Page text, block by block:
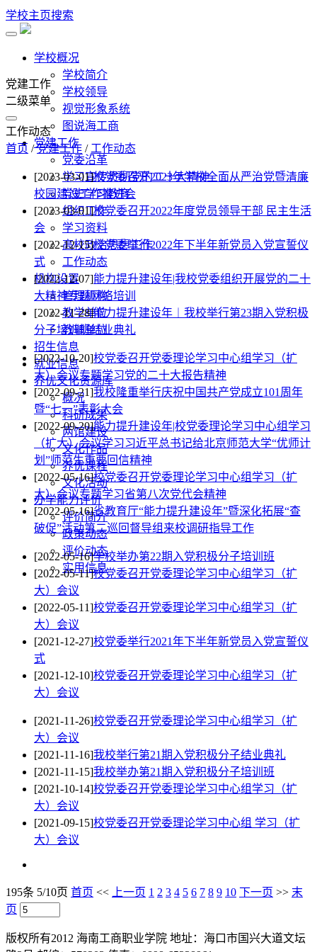
学校主页搜索
学校概况
学校简介
学校领导
视觉形象系统
图说海工商
党建工作
党委沿革
学习宣传贯彻党的二十大精神
党史学习教育
组织工作
学习资料
高校政治思想工作
工作动态
机构设置
管理机构
教学单位
教辅单位
招生信息
就业信息
养优文化资源库
概况
科研成果
两馆建设
文化作品
养优课程
文化活动
办学能力评价
评价简介
政策动态
评价动态
实用信息
党建工作
二级菜单
工作动态
首页 /党建工作 / 工作动态
[2023-03-01]校党委召开2023年学校全面从严治党暨清廉
校园建设工作推进会
[2023-03-01]校党委召开2022年度党员领导干部 民主生活
会
[2022-12-15]校党委举行2022年下半年新党员入党宣誓仪
式
[2022-12-07]能力提升建设年|我校党委组织开展党的二十
大精神专题网络培训
[2022-11-28]能力提升建设年︱我校举行第23期入党积极
分子培训班结业典礼
[2022-10-20]校党委召开党委理论学习中心组学习（扩
大）会议专题学习党的二十大报告精神
[2022-09-21]我校隆重举行庆祝中国共产党成立101周年
暨“七一”表彰大会
[2022-09-20]能力提升建设年|校党委理论学习中心组学习
（扩大）会议学习习近平总书记给北京师范大学“优师计
划”师范生重要回信精神
[2022-05-16]校党委召开党委理论学习中心组学习（扩
大）会议专题学习省第八次党代会精神
[2022-05-16]省教育厅“能力提升建设年”暨深化拓展“查
破促”活动第二巡回督导组来校调研指导工作
[2022-05-16]学校举办第22期入党积极分子培训班
[2022-05-11]校党委召开党委理论学习中心组学习（扩
大）会议
[2022-05-11]校党委召开党委理论学习中心组学习（扩
大）会议
[2021-12-27]校党委举行2021年下半年新党员入党宣誓仪
式
[2021-12-10]校党委召开党委理论学习中心组学习（扩
大）会议
[2021-11-26]校党委召开党委理论学习中心组学习（扩
大）会议
[2021-11-16]我校举行第21期入党积极分子结业典礼
[2021-11-15]我校举办第21期入党积极分子培训班
[2021-10-14]校党委召开党委理论学习中心组学习（扩
大）会议
[2021-09-15]校党委召开党委理论学习中心组 学习（扩
大）会议
195条 5/10页 首页 << 上一页 1 2 3 4 5 6 7 8 9 10 下一页 >> 末
页
版权所有2012 海南工商职业学院 地址：海口市国兴大道文坛